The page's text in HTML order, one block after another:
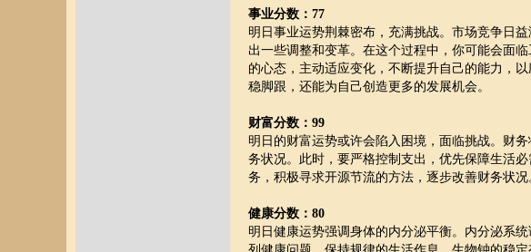
事业分数：77
明日事业运势荆棘密布，充满挑战。市场竞争日
出一些调整和变革。在这个过程中，你可能会面
的心态，主动适应变化，不断提升自己的能力，
稳脚跟，还能为自己创造更多的发展机会。
财富分数：99
明日的财富运势或许会陷入困境，面临挑战。财
务状况。此时，要严格控制支出，优先保障生活
务，积极寻求开源节流的方法，逐步改善财务状况
健康分数：80
明日健康运势强调身体的内分泌平衡。内分泌系